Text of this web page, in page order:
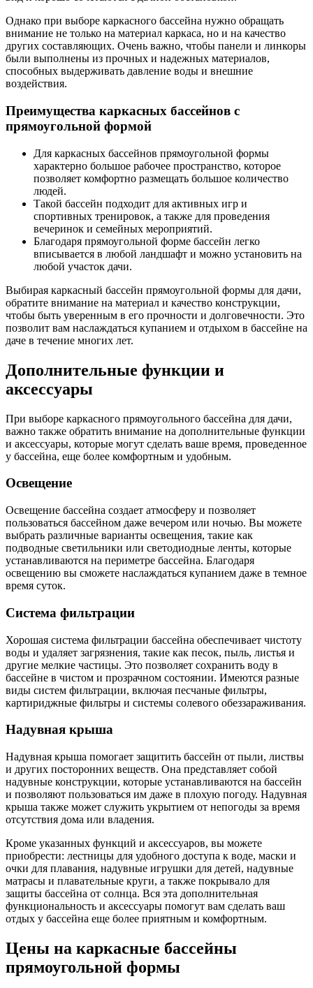
Однако при выборе каркасного бассейна нужно обращать
внимание не только на материал каркаса, но и на качество
других составляющих. Очень важно, чтобы панели и линкоры
были выполнены из прочных и надежных материалов,
способных выдерживать давление воды и внешние
воздействия.
Преимущества каркасных бассейнов с
прямоугольной формой
Для каркасных бассейнов прямоугольной формы
характерно большое рабочее пространство, которое
позволяет комфортно размещать большое количество
людей.
Такой бассейн подходит для активных игр и
спортивных тренировок, а также для проведения
вечеринок и семейных мероприятий.
Благодаря прямоугольной форме бассейн легко
вписывается в любой ландшафт и можно установить на
любой участок дачи.
Выбирая каркасный бассейн прямоугольной формы для дачи,
обратите внимание на материал и качество конструкции,
чтобы быть уверенным в его прочности и долговечности. Это
позволит вам наслаждаться купанием и отдыхом в бассейне на
даче в течение многих лет.
Дополнительные функции и
аксессуары
При выборе каркасного прямоугольного бассейна для дачи,
важно также обратить внимание на дополнительные функции
и аксессуары, которые могут сделать ваше время, проведенное
у бассейна, еще более комфортным и удобным.
Освещение
Освещение бассейна создает атмосферу и позволяет
пользоваться бассейном даже вечером или ночью. Вы можете
выбрать различные варианты освещения, такие как
подводные светильники или светодиодные ленты, которые
устанавливаются на периметре бассейна. Благодаря
освещению вы сможете наслаждаться купанием даже в темное
время суток.
Система фильтрации
Хорошая система фильтрации бассейна обеспечивает чистоту
воды и удаляет загрязнения, такие как песок, пыль, листья и
другие мелкие частицы. Это позволяет сохранить воду в
бассейне в чистом и прозрачном состоянии. Имеются разные
виды систем фильтрации, включая песчаные фильтры,
картириджные фильтры и системы солевого обеззараживания.
Надувная крыша
Надувная крыша помогает защитить бассейн от пыли, листвы
и других посторонних веществ. Она представляет собой
надувные конструкции, которые устанавливаются на бассейн
и позволяют пользоваться им даже в плохую погоду. Надувная
крыша также может служить укрытием от непогоды за время
отсутствия дома или владения.
Кроме указанных функций и аксессуаров, вы можете
приобрести: лестницы для удобного доступа к воде, маски и
очки для плавания, надувные игрушки для детей, надувные
матрасы и плавательные круги, а также покрывало для
защиты бассейна от солнца. Вся эта дополнительная
функциональность и аксессуары помогут вам сделать ваш
отдых у бассейна еще более приятным и комфортным.
Цены на каркасные бассейны
прямоугольной формы